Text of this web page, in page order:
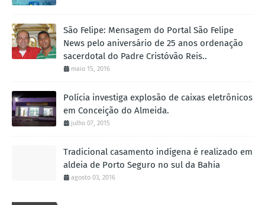
São Felipe: Mensagem do Portal São Felipe
News pelo aniversário de 25 anos ordenação
sacerdotal do Padre Cristóvão Reis..
maio 15, 2016
Polícia investiga explosão de caixas eletrônicos
em Conceição do Almeida.
julho 07, 2015
Tradicional casamento indígena é realizado em
aldeia de Porto Seguro no sul da Bahia
agosto 03, 2016